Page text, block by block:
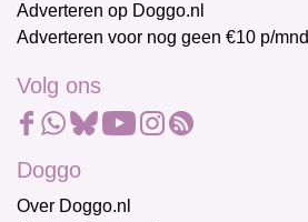
Adverteren op Doggo.nl
Adverteren voor nog geen €10 p/mnd
Volg ons
Doggo
Over Doggo.nl